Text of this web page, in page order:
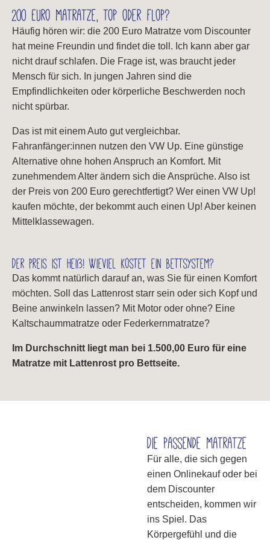
200 Euro Matratze, top oder flop?
Häufig hören wir: die 200 Euro Matratze vom Discounter
hat meine Freundin und findet die toll. Ich kann aber gar
nicht drauf schlafen. Die Frage ist, was braucht jeder
Mensch für sich. In jungen Jahren sind die
Empfindlichkeiten oder körperliche Beschwerden noch
nicht spürbar.
Das ist mit einem Auto gut vergleichbar.
Fahranfänger:innen nutzen den VW Up. Eine günstige
Alternative ohne hohen Anspruch an Komfort. Mit
zunehmendem Alter ändern sich die Ansprüche. Also ist
der Preis von 200 Euro gerechtfertigt? Wer einen VW Up!
kaufen möchte, der bekommt auch einen Up! Aber keinen
Mittelklassewagen.
Der Preis ist heiß! Wieviel kostet ein Bettsystem?
Das kommt natürlich darauf an, was Sie für einen Komfort
möchten. Soll das Lattenrost starr sein oder sich Kopf und
Beine anwinkeln lassen? Mit Motor oder ohne? Eine
Kaltschaummatratze oder Federkernmatratze?
Im Durchschnitt liegt man bei 1.500,00 Euro für eine
Matratze mit Lattenrost pro Bettseite.
Die passende Matratze
Für alle, die sich gegen
einen Onlinekauf oder bei
dem Discounter
entscheiden, kommen wir
ins Spiel. Das
Körpergefühl und die